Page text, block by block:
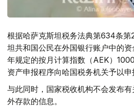
根据哈萨克斯坦税务法典第634条第
坦共和国公民在外国银行账户中的
年规定的按月计算指数（AEK）
资产申报程序向哈国税务机关予以申
与此同时，国家税收机构不会发布
外存款的信息。